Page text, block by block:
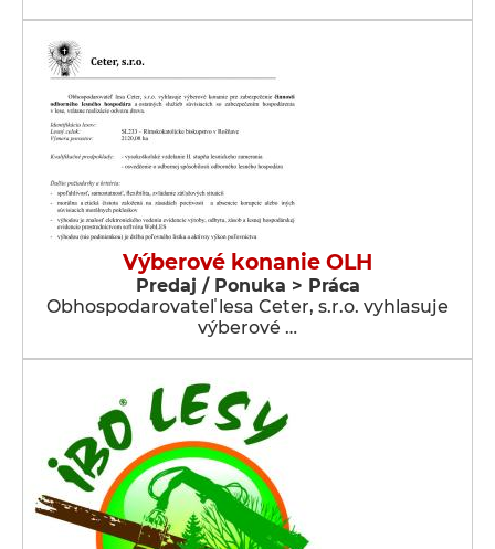
Výberové konanie OLH
Predaj / Ponuka > Práca
Obhospodarovateľ lesa Ceter, s.r.o. vyhlasuje
výberové …